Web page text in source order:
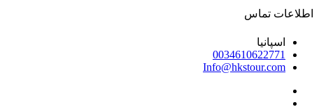
اطلاعات تماس
اسپانیا
0034610622771
Info@hkstour.com